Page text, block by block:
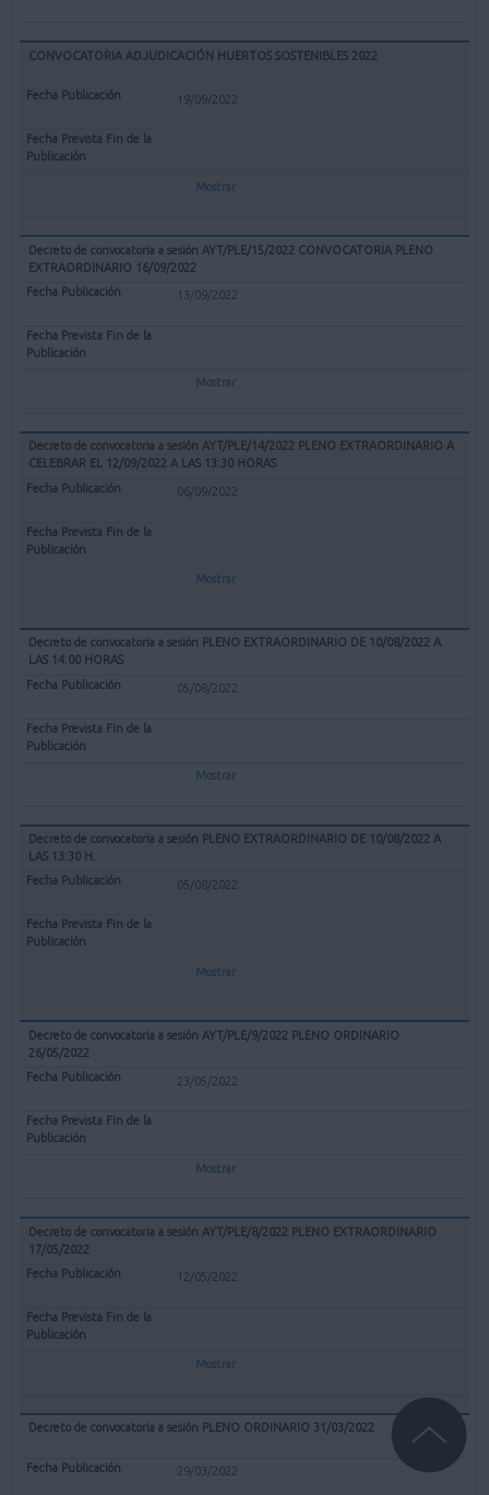
CONVOCATORIA ADJUDICACIÓN HUERTOS SOSTENIBLES 2022
19/09/2022
Mostrar
Decreto de convocatoria a sesión AYT/PLE/15/2022 CONVOCATORIA PLENO
EXTRAORDINARIO 16/09/2022
13/09/2022
Mostrar
Decreto de convocatoria a sesión AYT/PLE/14/2022 PLENO EXTRAORDINARIO A
CELEBRAR EL 12/09/2022 A LAS 13:30 HORAS
06/09/2022
Mostrar
Decreto de convocatoria a sesión PLENO EXTRAORDINARIO DE 10/08/2022 A
LAS 14:00 HORAS
05/08/2022
Mostrar
Decreto de convocatoria a sesión PLENO EXTRAORDINARIO DE 10/08/2022 A
LAS 13:30 H.
05/08/2022
Mostrar
Decreto de convocatoria a sesión AYT/PLE/9/2022 PLENO ORDINARIO
26/05/2022
23/05/2022
Mostrar
Decreto de convocatoria a sesión AYT/PLE/8/2022 PLENO EXTRAORDINARIO
17/05/2022
12/05/2022
Mostrar
Decreto de convocatoria a sesión PLENO ORDINARIO 31/03/2022
29/03/2022